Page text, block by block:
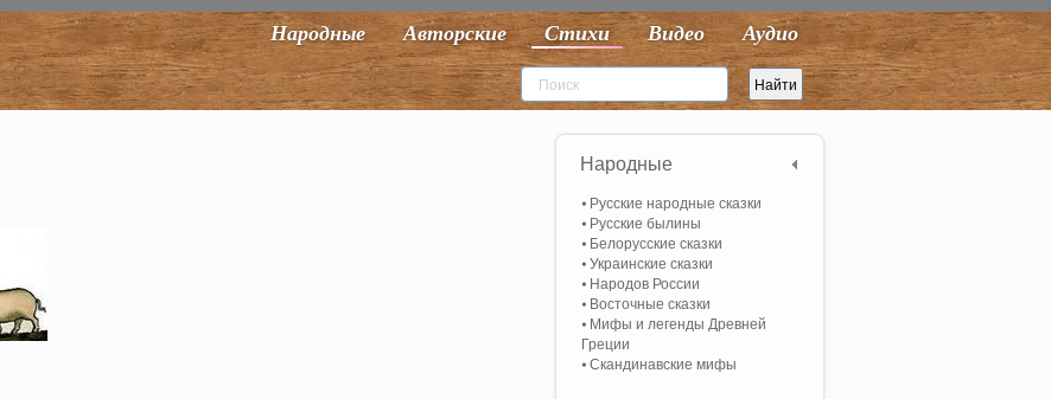
Народные Авторские Стихи Видео Аудио
Народные
Русские народные сказки
Русские былины
Белорусские сказки
Украинские сказки
Народов России
Восточные сказки
Мифы и легенды Древней
Греции
Скандинавские мифы